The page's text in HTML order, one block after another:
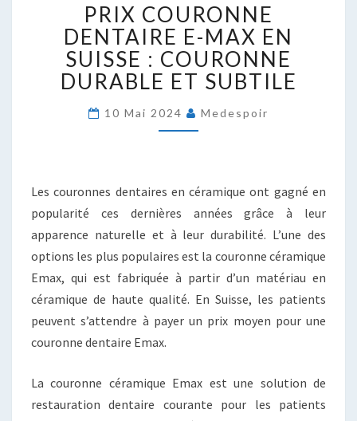
COURONNE
DENTAIRE
E-
MAX
EN
:
COURONNE
SUBTILE
PRIX COURONNE
DENTAIRE E-MAX EN
SUISSE : COURONNE
DURABLE ET SUBTILE
10 Mai 2024 Medespoir
Les couronnes dentaires en céramique ont gagné en
popularité ces dernières années grâce à leur
apparence naturelle et à leur durabilité. L’une des
options les plus populaires est la couronne céramique
Emax, qui est fabriquée à partir d’un matériau en
céramique de haute qualité. En Suisse, les patients
peuvent s’attendre à payer un prix moyen pour une
couronne dentaire Emax.
La couronne céramique Emax est une solution de
restauration dentaire courante pour les patients